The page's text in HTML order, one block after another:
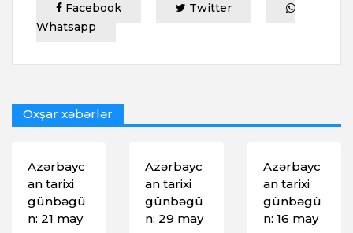
Facebook
Twitter
Whatsapp
Oxşar xəbərlər
Azərbayc
an tarixi
günbəgü
n: 21 may
Azərbayc
an tarixi
günbəgü
n: 29 may
Azərbayc
an tarixi
günbəgü
n: 16 may